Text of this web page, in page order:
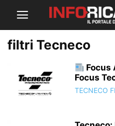
filtri Tecneco
Focus
Focus
TECNECO